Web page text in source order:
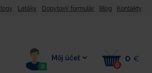
Letáky Dopytový formulár Blog Kontakty
0
Môj účet
0
0 €